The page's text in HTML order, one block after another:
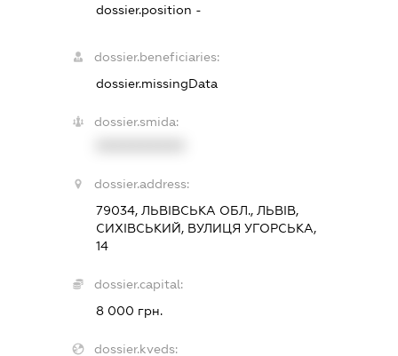
dossier.position -
dossier.beneficiaries:
dossier.missingData
dossier.smida:
dossier.address:
79034, ЛЬВІВСЬКА ОБЛ., ЛЬВІВ,
СИХІВСЬКИЙ, ВУЛИЦЯ УГОРСЬКА,
14
dossier.capital:
8 000 грн.
dossier.kveds: